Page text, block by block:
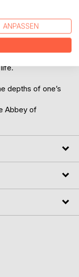
silence - it
from fear.
depths of one’s
Abbey of
ANPASSEN